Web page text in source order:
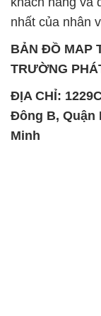
ĐỊA CHỈ:
Đông B, Quận
Minh